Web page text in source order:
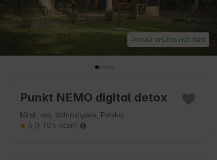
POKAŻ WSZYSTKIE (121)
Punkt NEMO digital detox
Mirsk, woj. dolnośląskie, Polska
5.0 (125 ocen)